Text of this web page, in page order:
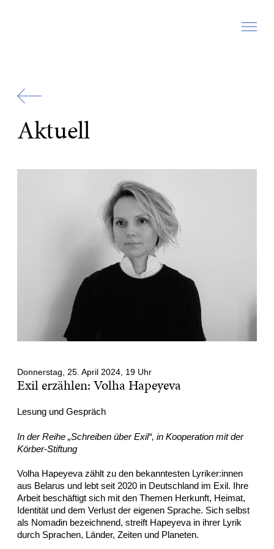
Aktuell
Donnerstag, 25. April 2024, 19 Uhr
Exil erzählen: Volha Hapeyeva
Lesung und Gespräch
In der Reihe „Schreiben über Exil“, in Kooperation mit der
Körber-Stiftung
Volha Hapeyeva zählt zu den bekanntesten Lyriker:innen
aus Belarus und lebt seit 2020 in Deutschland im Exil. Ihre
Arbeit beschäftigt sich mit den Themen Herkunft, Heimat,
Identität und dem Verlust der eigenen Sprache. Sich selbst
als Nomadin bezeichnend, streift Hapeyeva in ihrer Lyrik
durch Sprachen, Länder, Zeiten und Planeten.